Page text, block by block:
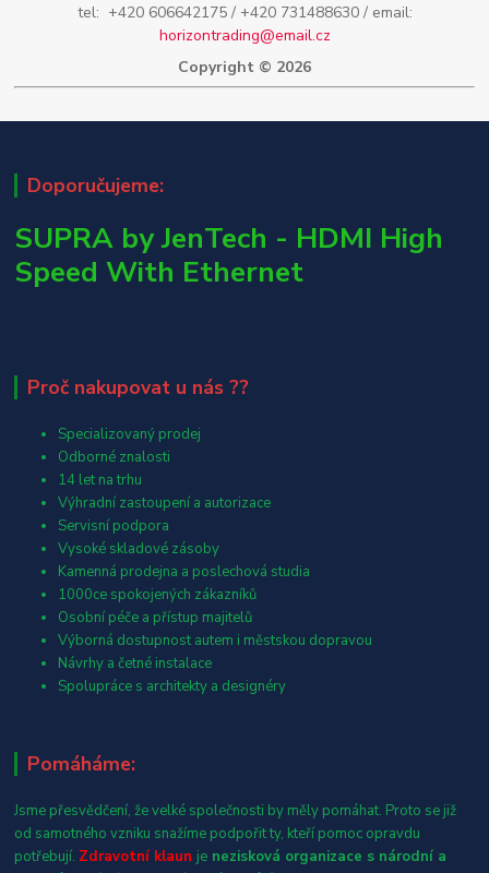
tel: +420 606642175 / +420 731488630 / email:
horizontrading@email.cz
Copyright © 2026
Doporučujeme:
SUPRA by JenTech - HDMI High
Speed With Ethernet
Proč nakupovat u nás ??
Specializovaný prodej
Odborné znalosti
14 let na trhu
Výhradní zastoupení a autorizace
Servisní podpora
Vysoké skladové zásoby
Kamenná prodejna a poslechová studia
1000ce spokojených zákazníků
Osobní péče a přístup majitelů
Výborná dostupnost autem i městskou dopravou
Návrhy a četné instalace
Spolupráce s architekty a designéry
Pomáháme:
Jsme přesvědčení, že velké společnosti by měly pomáhat. Proto se již
od samotného vzniku snažíme podpořit ty, kteří pomoc opravdu
potřebují. Zdravotní klaun je nezisková organizace s národní a